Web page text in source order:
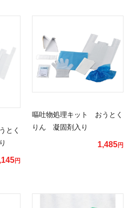
とく
円
嘔吐物処理キット おうとく
りん 凝固剤入り
1,485円